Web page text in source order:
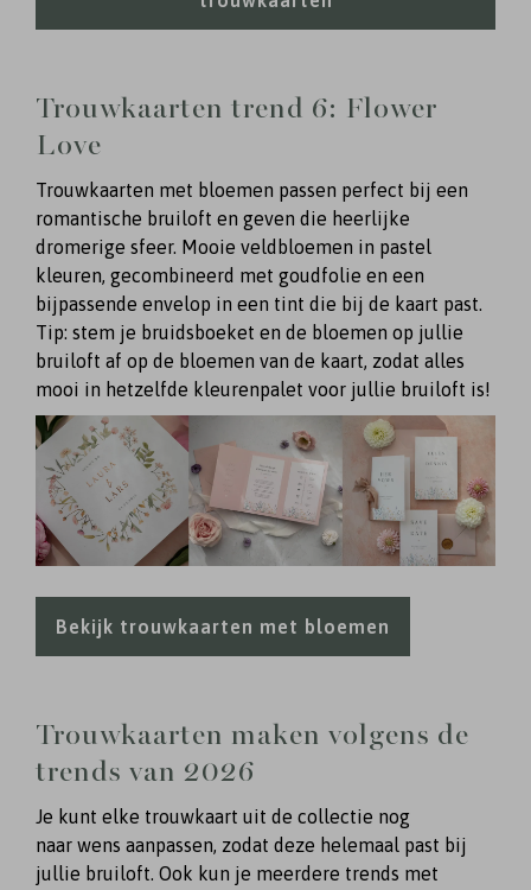
Trouwkaarten trend 6: Flower
Love
Trouwkaarten met bloemen passen perfect bij een
romantische bruiloft en geven die heerlijke
dromerige sfeer. Mooie veldbloemen in pastel
kleuren, gecombineerd met goudfolie en een
bijpassende envelop in een tint die bij de kaart past.
Tip: stem je bruidsboeket en de bloemen op jullie
bruiloft af op de bloemen van de kaart, zodat alles
mooi in hetzelfde kleurenpalet voor jullie bruiloft⁠ is!
Bekijk trouwkaarten met bloemen
Trouwkaarten maken volgens de
trends van 2026
Je kunt elke trouwkaart uit de collectie nog
naar wens aanpassen, zodat deze helemaal past bij
jullie bruiloft. Ook kun je meerdere trends met